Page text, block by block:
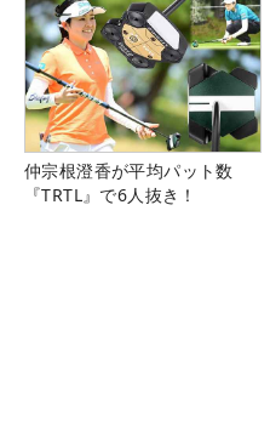
仲宗根澄香が平均パット数
『TRTL』で6人抜き！